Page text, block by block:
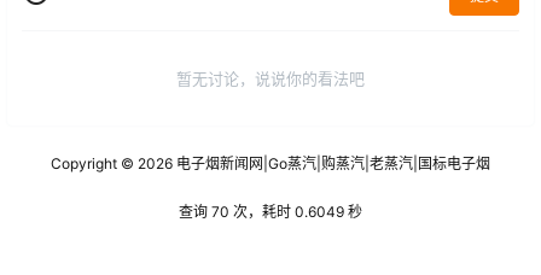
暂无讨论，说说你的看法吧
Copyright © 2026 电子烟新闻网 Go蒸汽 购蒸汽 老蒸汽 国标电子烟
查询 70 次，耗时 0.6049 秒